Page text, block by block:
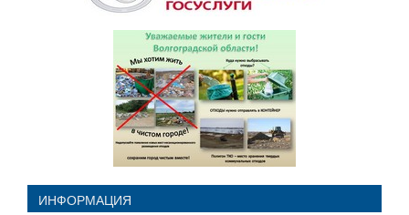
ИНФОРМАЦИЯ